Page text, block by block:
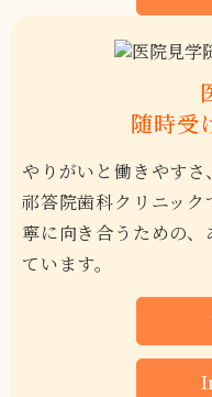
随時受
やりがいと働きやす
祁答院歯科クリニッ
寧に向き合うための
ています。